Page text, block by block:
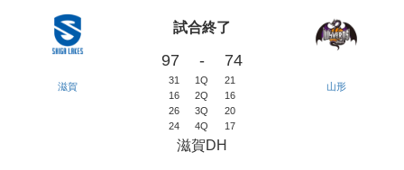
滋賀
試合終了
97 - 74
31 1Q
21
16
2Q
16
26
3Q
20
24
4Q 17
滋賀DH
山形